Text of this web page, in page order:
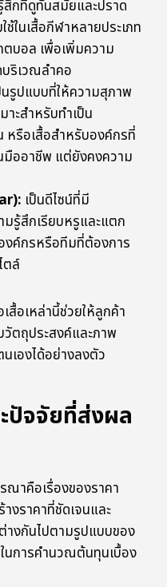
สึกที่ดูทันสมัยและปราด
ในเสื้อกีฬาหลายประเภท
ตบอล เพื่อเพิ่มความ
ริเวณลำคอ
นรูปแบบที่ให้ความสุภาพ
าะสำหรับทำเป็น
รือเสื้อสำหรับองค์กรที่
ออาชีพ แต่ยังคงความ
เป็นดีไซน์ที่มี
มรู้สึกเรียบหรูและแตก
งค์กรหรือทีมที่ต้องการ
ตล์
อเหล่านี้ช่วยให้ลูกค้า
วัตถุประสงค์และภาพ
องได้อย่างลงตัว
ปัจจัยที่ส่งผล
าคือเรื่องของราคา
งราคาที่ชัดเจนและ
างกันไปตามรูปแบบของ
นการคำนวณต้นทุนเบื้อง